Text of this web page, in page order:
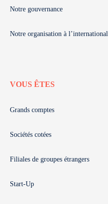
Notre gouvernance
Notre organisation à l’international
VOUS ÊTES
Grands comptes
Sociétés cotées
Filiales de groupes étrangers
Start-Up